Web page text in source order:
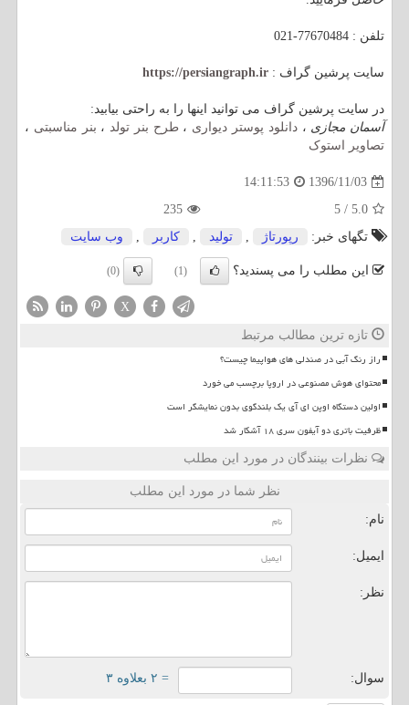
تلفن : 77670484-021
سایت پرشین گراف : https://persiangraph.ir
در سایت پرشین گراف می توانید اینها را به راحتی بیابید:
آسمان مجازی ،دانلود پوستر دیواری ،طرح بنر تولد ، بنر مناسبتی ،
تصاویر استوک
1396/11/03
14:11:53
5.0
/
5
235
تگهای خبر:
رپورتاژ , تولید , كاربر , وب سایت
این مطلب را می پسندید؟ (1)
(0)
X
تازه ترین مطالب مرتبط
راز رنگ آبی در صندلی های هواپیما چیست؟
محتوای هوش مصنوعی در اروپا برچسب می خورد
اولین دستگاه اوپن ای آی یک بلندگوی بدون نمایشگر است
ظرفیت باتری دو آیفون سری ۱۸ آشکار شد
نظرات بینندگان در مورد این مطلب
نظر شما در مورد این مطلب
نام:
ایمیل:
نظر:
سوال: = ۲ بعلاوه ۳